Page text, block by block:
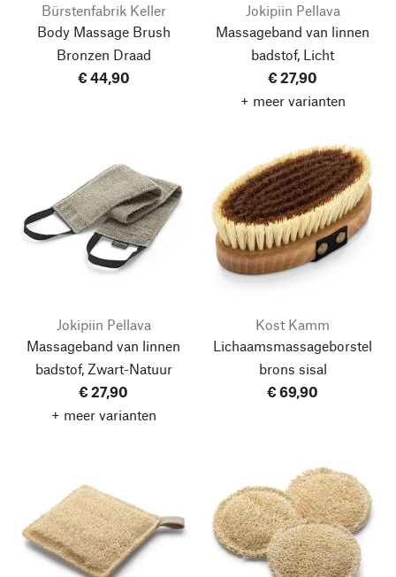
Bürstenfabrik Keller
Body Massage Brush
Bronzen Draad
€ 44,90
Jokipiin Pellava
Massageband van linnen
badstof, Licht
€ 27,90
+ meer varianten
Jokipiin Pellava
Massageband van linnen
badstof, Zwart-Natuur
€ 27,90
+ meer varianten
Kost Kamm
Lichaamsmassageborstel
brons sisal
€ 69,90